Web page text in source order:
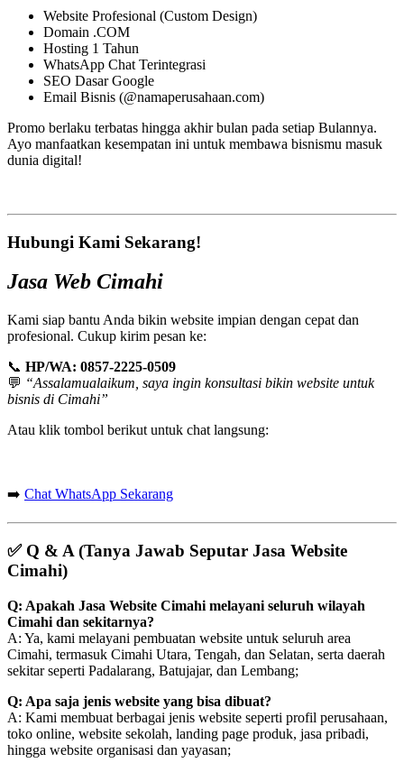
Website Profesional (Custom Design)
Domain .COM
Hosting 1 Tahun
WhatsApp Chat Terintegrasi
SEO Dasar Google
Email Bisnis (@namaperusahaan.com)
Promo berlaku terbatas hingga akhir bulan pada setiap Bulannya.
Ayo manfaatkan kesempatan ini untuk membawa bisnismu masuk
dunia digital!
Hubungi Kami Sekarang!
Jasa Web Cimahi
Kami siap bantu Anda bikin website impian dengan cepat dan
profesional. Cukup kirim pesan ke:
📞 HP/WA: 0857-2225-0509
💬 “Assalamualaikum, saya ingin konsultasi bikin website untuk
bisnis di Cimahi”
Atau klik tombol berikut untuk chat langsung:
➡️ Chat WhatsApp Sekarang
✅ Q & A (Tanya Jawab Seputar Jasa Website
Cimahi)
Q: Apakah Jasa Website Cimahi melayani seluruh wilayah
Cimahi dan sekitarnya?
A: Ya, kami melayani pembuatan website untuk seluruh area
Cimahi, termasuk Cimahi Utara, Tengah, dan Selatan, serta daerah
sekitar seperti Padalarang, Batujajar, dan Lembang;
Q: Apa saja jenis website yang bisa dibuat?
A: Kami membuat berbagai jenis website seperti profil perusahaan,
toko online, website sekolah, landing page produk, jasa pribadi,
hingga website organisasi dan yayasan;